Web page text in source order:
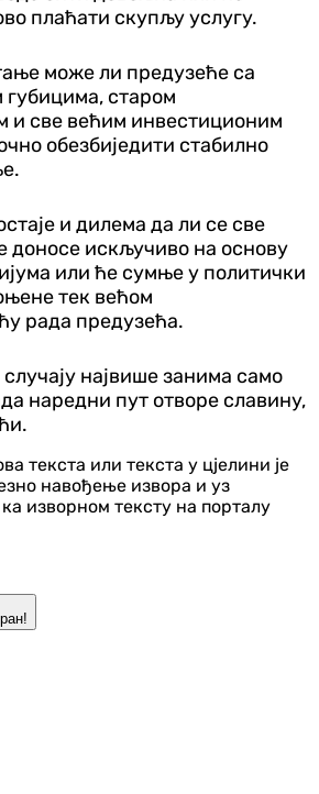
плаћати скупљу услугу.
може ли предузеће са
старом
и све већим инвестиционим
обезбиједити стабилно
и дилема да ли се све
доносе искључиво на основу
или ће сумње у политички
тек већом
рада предузећа.
највише занима само
наредни пут отворе славину,
текста или текста у цјелини је
навођење извора и уз
изворном тексту на порталу